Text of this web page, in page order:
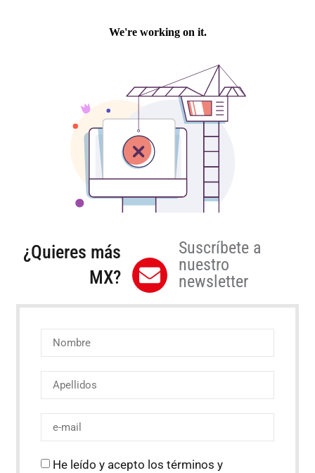
¿Quieres más
MX?
Suscríbete a
nuestro
newsletter
He leído y acepto los términos y